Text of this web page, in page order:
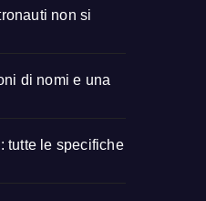
non si
di nomi e una
tutte le specifiche